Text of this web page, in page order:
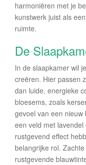
harmoniëren met je
kunstwerk juist als
ruimte.
De
In de slaapkamer wil
creëren. Hier passen
dan luide, energieke
bloesems, zoals
gevoel van een
een veld met
rustgevend effect
belangrijke rol.
rustgevende